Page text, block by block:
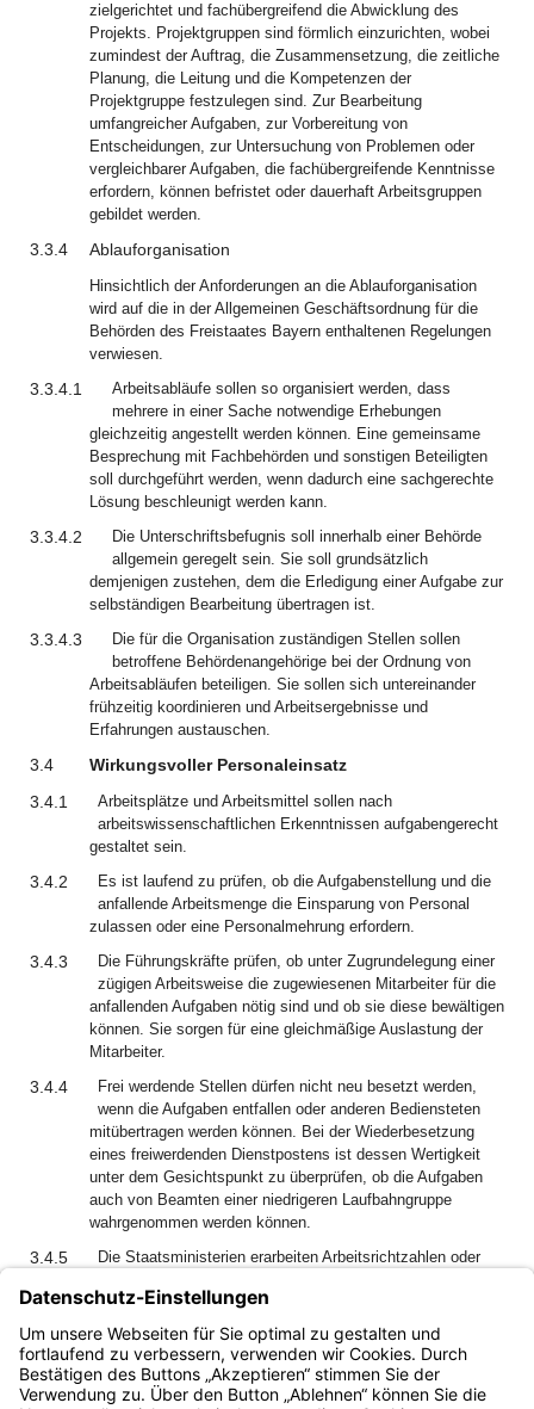
zielgerichtet und fachübergreifend die Abwicklung des
Projekts. Projektgruppen sind förmlich einzurichten, wobei
zumindest der Auftrag, die Zusammensetzung, die zeitliche
Planung, die Leitung und die Kompetenzen der
Projektgruppe festzulegen sind. Zur Bearbeitung
umfangreicher Aufgaben, zur Vorbereitung von
Entscheidungen, zur Untersuchung von Problemen oder
vergleichbarer Aufgaben, die fachübergreifende Kenntnisse
erfordern, können befristet oder dauerhaft Arbeitsgruppen
gebildet werden.
3.3.4 Ablauforganisation
Hinsichtlich der Anforderungen an die Ablauforganisation
wird auf die in der Allgemeinen Geschäftsordnung für die
Behörden des Freistaates Bayern enthaltenen Regelungen
verwiesen.
3.3.4.1
Arbeitsabläufe sollen so organisiert werden, dass
mehrere in einer Sache notwendige Erhebungen
gleichzeitig angestellt werden können. Eine gemeinsame
Besprechung mit Fachbehörden und sonstigen Beteiligten
soll durchgeführt werden, wenn dadurch eine sachgerechte
Lösung beschleunigt werden kann.
3.3.4.2
Die Unterschriftsbefugnis soll innerhalb einer Behörde
allgemein geregelt sein. Sie soll grundsätzlich
demjenigen zustehen, dem die Erledigung einer Aufgabe zur
selbständigen Bearbeitung übertragen ist.
3.3.4.3
Die für die Organisation zuständigen Stellen sollen
betroffene Behördenangehörige bei der Ordnung von
Arbeitsabläufen beteiligen. Sie sollen sich untereinander
frühzeitig koordinieren und Arbeitsergebnisse und
Erfahrungen austauschen.
3.4
Wirkungsvoller Personaleinsatz
3.4.1
Arbeitsplätze und Arbeitsmittel sollen nach
arbeitswissenschaftlichen Erkenntnissen aufgabengerecht
gestaltet sein.
3.4.2
Es ist laufend zu prüfen, ob die Aufgabenstellung und die
anfallende Arbeitsmenge die Einsparung von Personal
zulassen oder eine Personalmehrung erfordern.
3.4.3
Die Führungskräfte prüfen, ob unter Zugrundelegung einer
zügigen Arbeitsweise die zugewiesenen Mitarbeiter für die
anfallenden Aufgaben nötig sind und ob sie diese bewältigen
können. Sie sorgen für eine gleichmäßige Auslastung der
Mitarbeiter.
3.4.4
Frei werdende Stellen dürfen nicht neu besetzt werden,
wenn die Aufgaben entfallen oder anderen Bediensteten
mitübertragen werden können. Bei der Wiederbesetzung
eines freiwerdenden Dienstpostens ist dessen Wertigkeit
unter dem Gesichtspunkt zu überprüfen, ob die Aufgaben
auch von Beamten einer niedrigeren Laufbahngruppe
wahrgenommen werden können.
3.4.5
Die Staatsministerien erarbeiten Arbeitsrichtzahlen oder
zwischen Behörden oder Bediensteten möglich ist. In
geeigneten Bereichen kann nach den Grundsätzen der
Kosten-Leistungs-Rechnung (KLR) verfahren werden.